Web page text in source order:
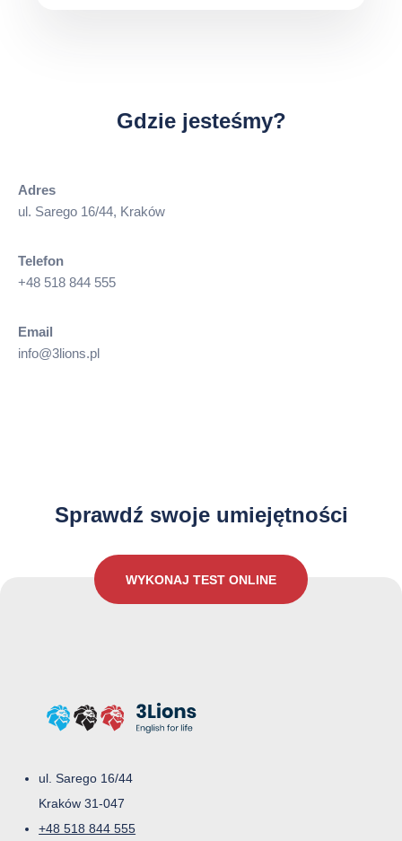
Gdzie jesteśmy?
Adres
ul. Sarego 16/44, Kraków
Telefon
+48 518 844 555
Email
info@3lions.pl
Sprawdź swoje umiejętności
WYKONAJ TEST ONLINE
ul. Sarego 16/44
Kraków 31-047
+48 518 844 555